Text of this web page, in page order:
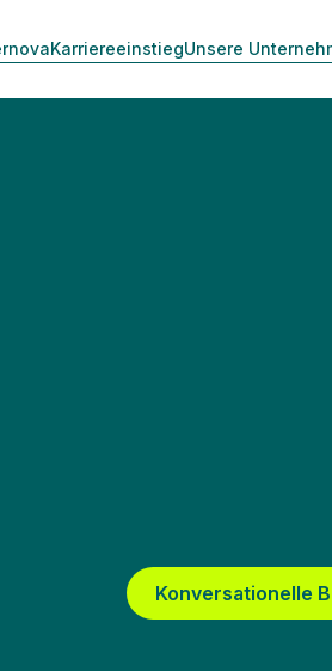
KarriereeinstiegUnsere
Konversationelle